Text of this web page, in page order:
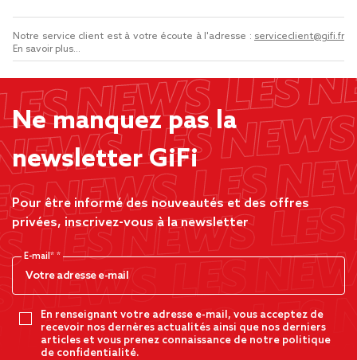
Notre service client est à votre écoute à l'adresse : serviceclient@gifi.fr
En savoir plus...
Ne manquez pas la
newsletter GiFi
Pour être informé des nouveautés et des offres
privées, inscrivez-vous à la newsletter
E-mail*
En renseignant votre adresse e-mail, vous acceptez de
recevoir nos dernères actualités ainsi que nos derniers
articles et vous prenez connaissance de notre politique
de confidentialité.